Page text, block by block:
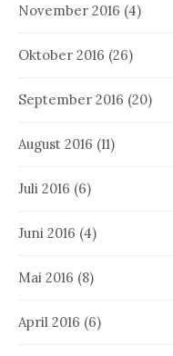
November 2016 (4)
Oktober 2016 (26)
September 2016 (20)
August 2016 (11)
Juli 2016 (6)
Juni 2016 (4)
Mai 2016 (8)
April 2016 (6)